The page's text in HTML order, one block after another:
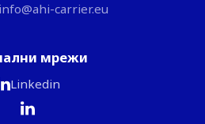
carrier.eu
мрежи
Linkedin